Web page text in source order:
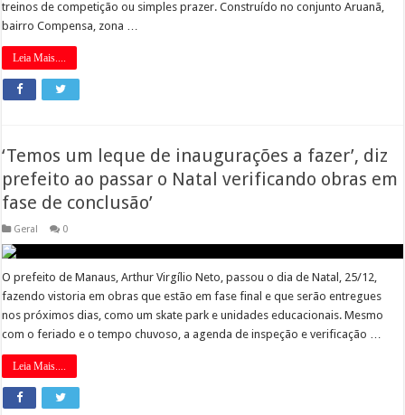
treinos de competição ou simples prazer. Construído no conjunto Aruanã,
bairro Compensa, zona …
Leia Mais....
‘Temos um leque de inaugurações a fazer’, diz
prefeito ao passar o Natal verificando obras em
fase de conclusão’
Geral 0
O prefeito de Manaus, Arthur Virgílio Neto, passou o dia de Natal, 25/12,
fazendo vistoria em obras que estão em fase final e que serão entregues
nos próximos dias, como um skate park e unidades educacionais. Mesmo
com o feriado e o tempo chuvoso, a agenda de inspeção e verificação …
Leia Mais....